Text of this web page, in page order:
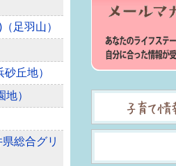
足羽山）
丘地）
）
総合グリ